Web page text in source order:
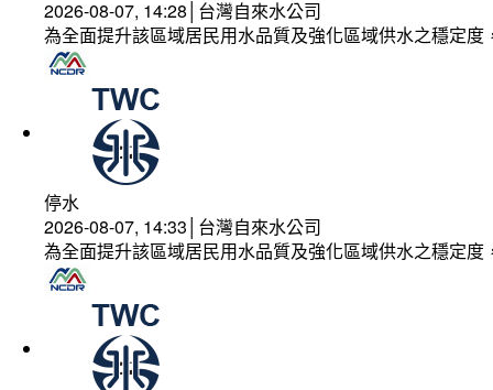
2026-08-07, 14:28│台灣自來水公司
為全面提升該區域居民用水品質及強化區域供水之穩定
停水
2026-08-07, 14:33│台灣自來水公司
為全面提升該區域居民用水品質及強化區域供水之穩定